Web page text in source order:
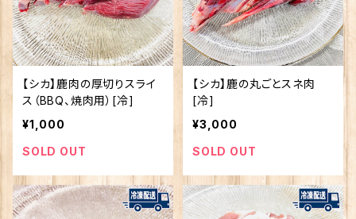
【シカ】鹿肉の厚切りスライ
ス（BBQ、焼肉用）[冷]
¥1,000
SOLD OUT
【シカ】鹿の丸ごとスネ肉
[冷]
¥3,000
SOLD OUT